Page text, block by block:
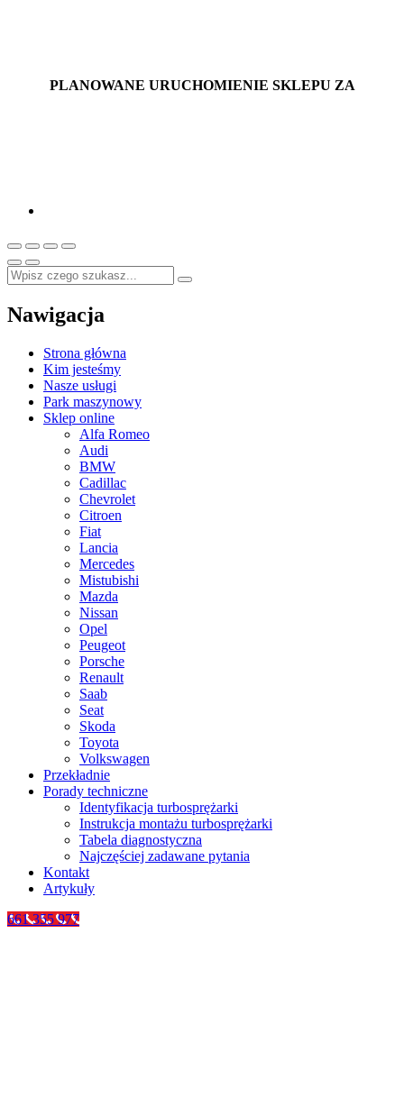
PLANOWANE URUCHOMIENIE SKLEPU ZA
Nawigacja
Strona główna
Kim jesteśmy
Nasze usługi
Park maszynowy
Sklep online
Alfa Romeo
Audi
BMW
Cadillac
Chevrolet
Citroen
Fiat
Lancia
Mercedes
Mistubishi
Mazda
Nissan
Opel
Peugeot
Porsche
Renault
Saab
Seat
Skoda
Toyota
Volkswagen
Przekładnie
Porady techniczne
Identyfikacja turbosprężarki
Instrukcja montażu turbosprężarki
Tabela diagnostyczna
Najczęściej zadawane pytania
Kontakt
Artykuły
661 355 977